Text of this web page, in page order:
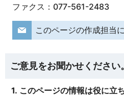
ファクス：077-561-2483
このページの作成担当
ご意見をお聞かせください。
1. このページの情報は役に立